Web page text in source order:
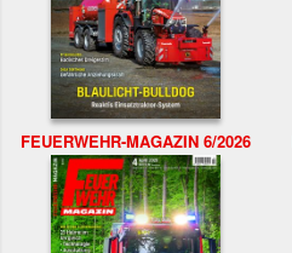
FEUERWEHR-MAGAZIN 6/2026